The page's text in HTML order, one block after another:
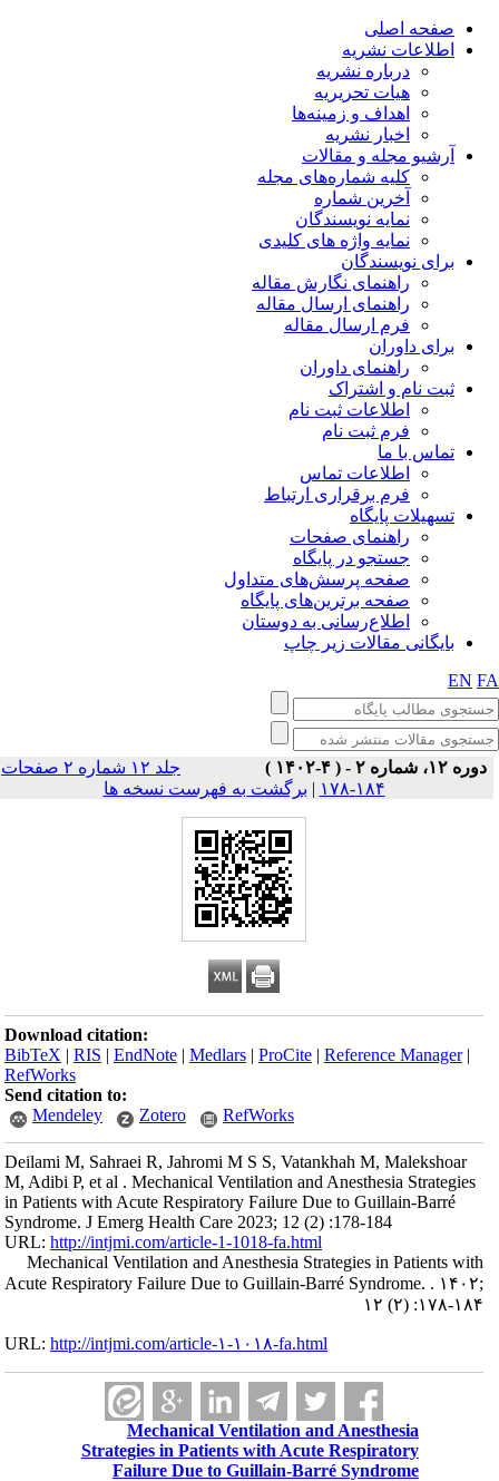
صفحه اصلی
اطلاعات نشریه
درباره نشریه
هیات تحریریه
اهداف و زمینه‌ها
اخبار نشریه
آرشیو مجله و مقالات
کلیه شماره‌های مجله
آخرین شماره
نمایه نویسندگان
نمایه واژه های کلیدی
برای نویسندگان
راهنمای نگارش مقاله
راهنمای ارسال مقاله
فرم ارسال مقاله
برای داوران
راهنمای داوران
ثبت نام و اشتراک
اطلاعات ثبت نام
فرم ثبت نام
تماس با ما
اطلاعات تماس
فرم برقراری ارتباط
تسهیلات پایگاه
راهنمای صفحات
جستجو در پایگاه
صفحه پرسش‌های متداول
صفحه برترین‌های پایگاه
اطلاع‌رسانی به دوستان
بایگانی مقالات زیر چاپ
EN
دوره ۱۲، شماره ۲ - ( ۴-۱۴۰۲ )
جلد ۱۲ شماره ۲ صفحات
۱۸۴-۱۷۸
| برگشت به فهرست نسخه ها
Download citation:
BibTeX |RIS |EndNote |Medlars |ProCite |Reference Manager
RefWorks
Send citation to:
Mendeley
Zotero RefWorks
Deilami M, Sahraei R, Jahromi M S S, Vatankhah M, Malekshoar
M, Adibi P, et al . Mechanical Ventilation and Anesthesia Strategies
in Patients with Acute Respiratory Failure Due to Guillain-Barré
Syndrome. J Emerg Health Care 2023; 12 (2) :178-184
URL:http://intjmi.com/article-1-1018-fa.html
Mechanical Ventilation and Anesthesia Strategies in Patients with
Acute Respiratory Failure Due to Guillain-Barré Syndrome. . ۱۴۰۲;
۱۲ (۲) :۱۷۸-۱۸۴
URL:http://intjmi.com/article-۱-۱۰۱۸-fa.html
Mechanical Ventilation and Anesthesia
Strategies in Patients with Acute Respiratory
Failure Due to Guillain-Barré Syndrome